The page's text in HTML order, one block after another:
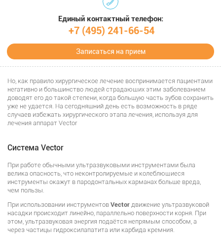
Единый контактный телефон:
+7 (495) 241-66-54
Записаться на прием
Но, как правило хирургическое лечение воспринимается пациентами
негативно и большинство людей страдающих этим заболеванием
доводят его до такой степени, когда большую часть зубов сохранить
уже не удается. На сегодняшний день есть возможность в ряде
случаев избежать хирургического этапа лечения, используя для
лечения аппарат Vector
Система Vector
При работе обычными ультразвуковыми инструментами была
велика опасность, что неконтролируемые и колеблющиеся
инструменты окажут в пародонтальных карманах больше вреда,
чем пользы.
При использовании инструментов Vector движение ультразвуковой
насадки происходит линейно, параллельно поверхности корня. При
этом, ультразвуковая энергия подаётся непрямым способом, а
через частицы гидроксилапатита или карбида кремния.